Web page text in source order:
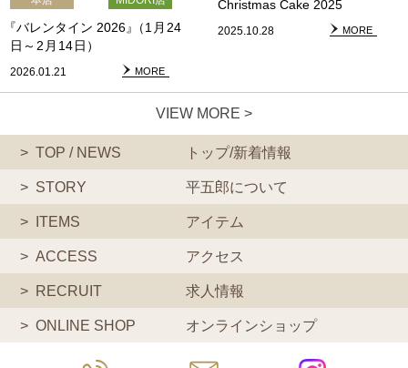
『バレンタイン 2026』 （1 月 24
日～ 2 月 14日）
2026.01.21 MORE
Christmas Cake 2025
2025.10.28 MORE
VIEW MORE >
TOP / NEWS トップ/新着情報
STORY 平五郎について
ITEMS アイテム
ACCESS アクセス
RECRUIT 求人情報
ONLINE SHOP オンラインショップ